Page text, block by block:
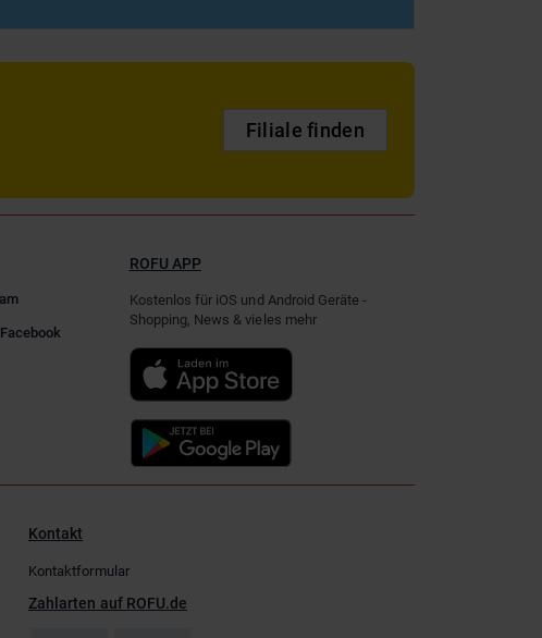
Filiale finden
ROFU APP
Kostenlos für iOS und Android Geräte -
Shopping, News & vieles mehr
Kontakt
Kontaktformular
Zahlarten auf ROFU.de